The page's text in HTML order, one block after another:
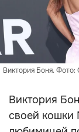
Виктория Боня.
Виктория
своей кошки